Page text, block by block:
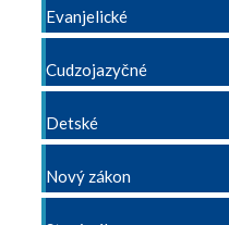
Evanjelické
Cudzojazyčné
Detské
Nový zákon